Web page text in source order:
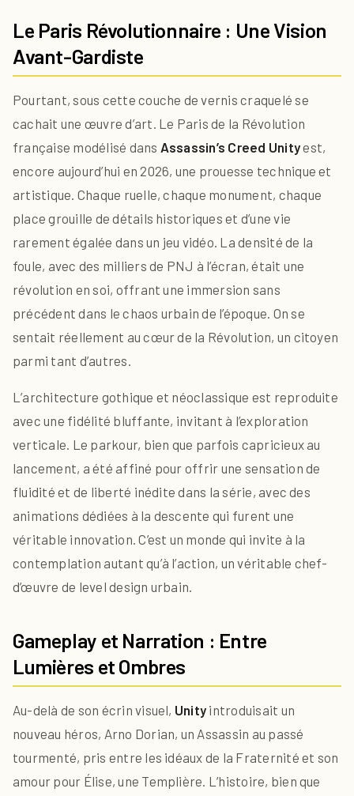
Le Paris Révolutionnaire : Une Vision
Avant-Gardiste
Pourtant, sous cette couche de vernis craquelé se
cachait une œuvre d’art. Le Paris de la Révolution
française modélisé dans Assassin’s Creed Unityest,
encore aujourd’hui en 2026, une prouesse technique et
artistique. Chaque ruelle, chaque monument, chaque
place grouille de détails historiques et d’une vie
rarement égalée dans un jeu vidéo. La densité de la
foule, avec des milliers de PNJ à l’écran, était une
révolution en soi, offrant une immersion sans
précédent dans le chaos urbain de l’époque. On se
sentait réellement au cœur de la Révolution, un citoyen
parmi tant d’autres.
L’architecture gothique et néoclassique est reproduite
avec une fidélité bluffante, invitant à l’exploration
verticale. Le parkour, bien que parfois capricieux au
lancement, a été affiné pour offrir une sensation de
fluidité et de liberté inédite dans la série, avec des
animations dédiées à la descente qui furent une
véritable innovation. C’est un monde qui invite à la
contemplation autant qu’à l’action, un véritable chef-
d’œuvre de level design urbain.
Gameplay et Narration : Entre
Lumières et Ombres
Au-delà de son écrin visuel, Unity introduisait un
nouveau héros, Arno Dorian, un Assassin au passé
tourmenté, pris entre les idéaux de la Fraternité et son
amour pour Élise, une Templière. L’histoire, bien que